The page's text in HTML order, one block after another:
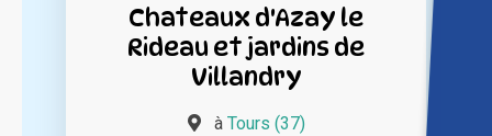
Chateaux d'Azay le
Rideau et jardins de
Villandry
à Tours (37)